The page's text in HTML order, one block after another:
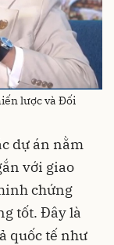
lược và Đối
dự án nằm
với giao
chứng
tốt. Đây là
quốc tế như